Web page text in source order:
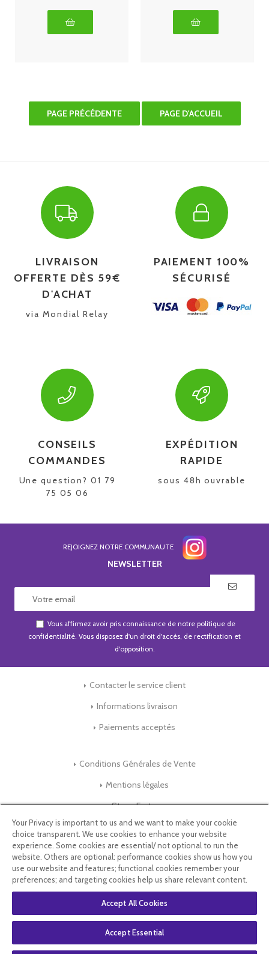
LIVRAISON
OFFERTE DÈS 59€
D'ACHAT
via Mondial Relay
PAIEMENT 100%
SÉCURISÉ
CONSEILS
COMMANDES
Une question? 01 79
75 05 06
EXPÉDITION
RAPIDE
sous 48h ouvrable
REJOIGNEZ NOTRE COMMUNAUTE
NEWSLETTER
Vous affirmez avoir pris connaissance de notre politique de
confidentialité. Vous disposez d'un droit d'accès, de rectification et
d'opposition.
Contacter le service client
Informations livraison
Paiements acceptés
Conditions Générales de Vente
Mentions légales
Store-Factory
Qui Sommes nous ?
Parrainage
Blog & Conseils
Select Language
Your Privacy is important to us and we want to make your cookie
choice transparent. We use cookies to enhance your website
experience. Some cookies are essential/ not optional to run the
website. Others are optional: performance cookies show us how you
use our website and features; functional cookies remember your
preferences; and targeting cookies help us share relevant content.
Accept All Cookies
Accept Essential